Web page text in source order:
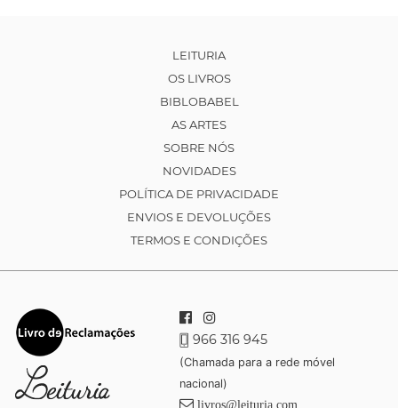
LEITURIA
OS LIVROS
BIBLOBABEL
AS ARTES
SOBRE NÓS
NOVIDADES
POLÍTICA DE PRIVACIDADE
ENVIOS E DEVOLUÇÕES
TERMOS E CONDIÇÕES
966 316 945
(Chamada para a rede móvel
nacional)
livros@leituria.com